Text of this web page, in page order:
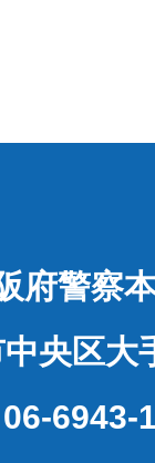
府警察
央区大
6943-